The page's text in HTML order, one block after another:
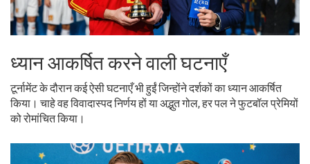
ध्यान आकर्षित करने वाली घटनाएँ
टूर्नामेंट के दौरान कई ऐसी घटनाएँ भी हुईं जिन्होंने दर्शकों का ध्यान आकर्षित
किया। चाहे वह विवादास्पद निर्णय हों या अद्भुत गोल, हर पल ने फुटबॉल प्रेमियों
को रोमांचित किया।